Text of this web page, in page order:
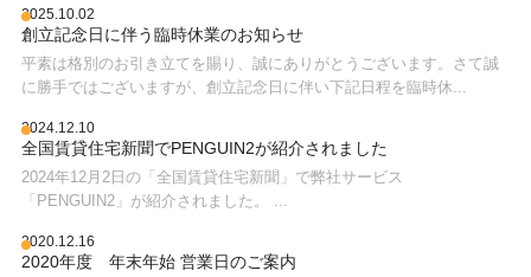
2025.10.02
創立記念日に伴う臨時休業のお知らせ
平素は格別のお引き立てを賜り、誠にありがとうございます。さて誠
に勝手ではございますが、創立記念日に伴い下記日程を臨時休...
2024.12.10
全国賃貸住宅新聞でPENGUIN2が紹介されました
2024年12月2日の「全国賃貸住宅新聞」で弊社サービス
「PENGUIN2」が紹介されました。 ...
2020.12.16
2020年度 年末年始 営業日のご案内